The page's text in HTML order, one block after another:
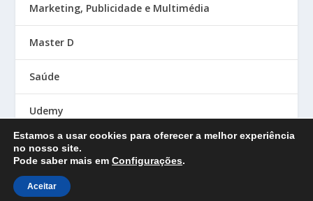
Marketing, Publicidade e Multimédia
Master D
Saúde
Udemy
Designed by
Estamos a usar cookies para oferecer a melhor experiência
no nosso site.
Pode saber mais em Configurações.
Aceitar